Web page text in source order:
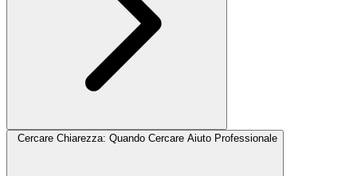
Cercare Chiarezza: Quando Cercare Aiuto Professionale